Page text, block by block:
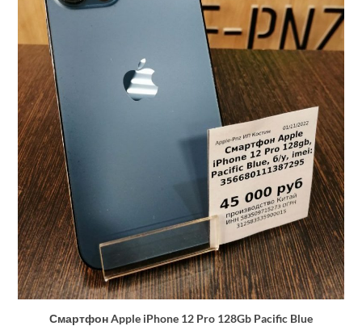
Смартфон Apple iPhone 12 Pro 128Gb Pacific Blue